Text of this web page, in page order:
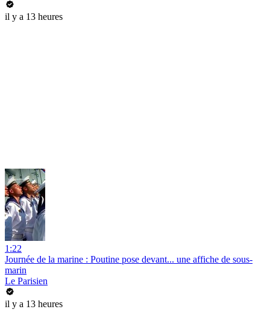
il y a 13 heures
1:22
Journée de la marine : Poutine pose devant... une affiche de sous-
marin
Le Parisien
il y a 13 heures